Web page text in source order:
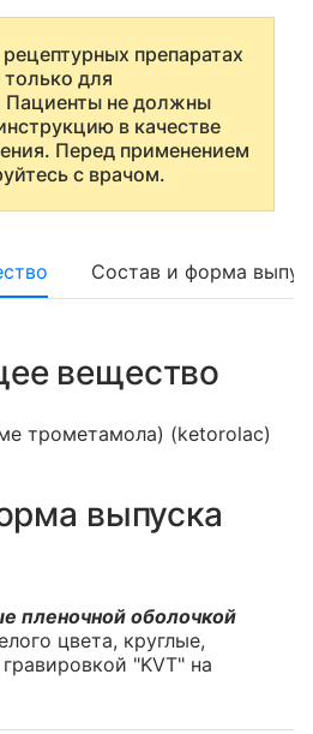
препаратах
только для
Пациенты не должны
в качестве
Перед применением
с врачом.
Состав и форма
вещество
трометамола) (ketorolac)
выпуска
пленочной оболочкой
цвета, круглые,
"KVT" на